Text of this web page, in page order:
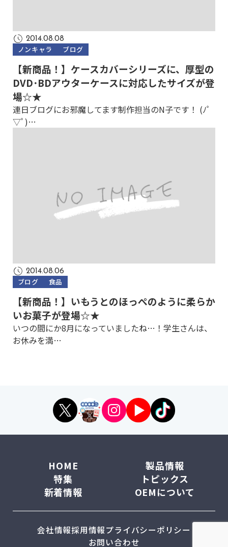
2014.08.08
ノンキャラ ブログ
【新商品！】ケースカバーシリーズに、厚型の
DVD･BDアウターケースに対応したサイズが登
場☆★
連日ブログにお邪魔してます制作担当のN子です！ (ﾉﾟ
▽ﾟ)…
2014.08.06
ブログ 食品
【新商品！】いもうとのほっぺのように柔らか
いお菓子が登場☆★
いつの間にか8月になっていましたね…！学生さんは、
お休みを満…
HOME
製品情報
特集
トピックス
新着情報
OEMについて
会社情報採用情報プライバシーポリシー
お問い合わせ